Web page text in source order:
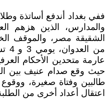
ففي بغداد أندفع أساتذة
والمدارس، الذين هزهم
الشقيقة مصر، والموقف
عارمة متحدين الأحكام
حيث وقع صدام عنيف بين
طالبين وفتاة صغيرة،
اعتقال أعداد أخرى من